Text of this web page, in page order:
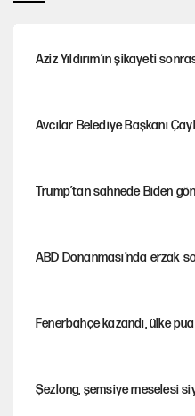
Aziz Yıldırım’ın şikayeti
Avcılar Belediye Başkanı
Trump’tan sahnede Biden
ABD Donanması’nda erzak
Fenerbahçe kazandı, ülke
Şezlong, şemsiye meselesi